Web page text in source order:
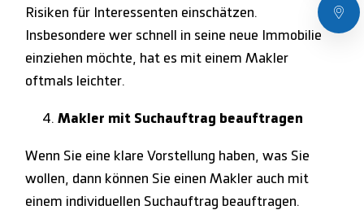
Risiken für Interessenten einschätzen.
Insbesondere wer schnell in seine neue Immobilie
einziehen möchte, hat es mit einem Makler
oftmals leichter.
Makler mit Suchauftrag beauftragen
Wenn Sie eine klare Vorstellung haben, was Sie
wollen, dann können Sie einen Makler auch mit
einem individuellen Suchauftrag beauftragen.